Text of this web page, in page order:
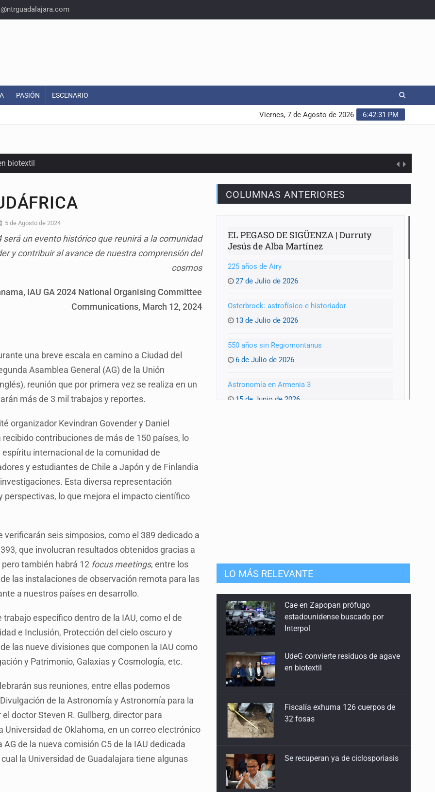
PASIÓN ESCENARIO
6:42:32 PM
Viernes, 7 de Agosto de 2026
biotextil
eliminar la adopción simple
fosas
Siapa
niega tala
5 de Agosto de 2024
un evento histórico que reunirá a la comunidad
y contribuir al avance de nuestra comprensión del
cosmos
IAU GA 2024 National Organising Committee
Communications, March 12, 2024
una breve escala en camino a Ciudad del
Asamblea General (AG) de la Unión
reunión que por primera vez se realiza en un
más de 3 mil trabajos y reportes.
organizador Kevindran Govender y Daniel
contribuciones de más de 150 países, lo
internacional de la comunidad de
y estudiantes de Chile a Japón y de Finlandia
Esta diversa representación
lo que mejora el impacto científico
verificarán seis simposios, como el 389 dedicado a
que involucran resultados obtenidos gracias a
también habrá 12 focus meetings, entre los
las instalaciones de observación remota para las
a nuestros países en desarrollo.
específico dentro de la IAU, como el de
e Inclusión, Protección del cielo oscuro y
las nueve divisiones que componen la IAU como
y Patrimonio, Galaxias y Cosmología, etc.
sus reuniones, entre ellas podemos
de la Astronomía y Astronomía para la
doctor Steven R. Gullberg, director para
de Oklahoma, en un correo electrónico
de la nueva comisión C5 de la IAU dedicada
la Universidad de Guadalajara tiene algunas
COLUMNAS ANTERIORES
EL PEGASO DE SIGÜENZA | Durruty
Jesús de Alba Martínez
225 años de Airy
27 de Julio de 2026
Osterbrock: astrofísico e historiador
13 de Julio de 2026
550 años sin Regiomontanus
6 de Julio de 2026
Astronomía en Armenia 3
15 de Junio de 2026
240 años sin Goodricke
20 de Abril de 2026
85 años sin miss Cannon
13 de Abril de 2026
Las binarias de Struve
6 de Abril de 2026
17 de Marzo de 2026
IAU-NAEC México
2 de Marzo de 2026
Rético y el De revolutionibvs
LO MÁS RELEVANTE
UdeG convierte residuos de agave
en biotextil
Fiscalía exhuma 126 cuerpos de
32 fosas
Se recuperan ya de ciclosporiasis
SCJN ordena al Congreso de